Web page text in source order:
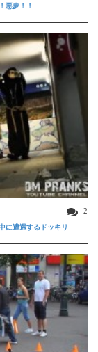
悪夢！！
2
に遭遇するドッキリ